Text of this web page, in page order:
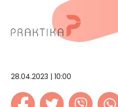
28.04.2023 | 10:00